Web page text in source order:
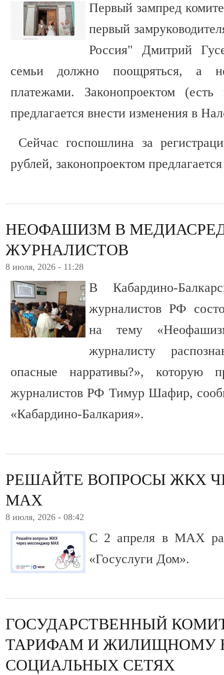
Первый зампред
первый
Россия" Дмитрий
семьи должно поощряться, а
платежами. Законопроектом
предлагается внести изменения в
Сейчас госпошлина за
рублей, законопроектом
НЕОФАШИЗМ В
ЖУРНАЛИСТОВ
8 июля, 2026 - 11:28
В Кабардино-
журналистов РФ
на тему
журналисту
опасные нарративы?», которую
журналистов РФ Тимур Шафир,
«Кабардино-Балкария».
РЕШАЙТЕ ВОПРОСЫ ЖКХ
MАХ
8 июля, 2026 - 08:42
С 2 апреля в MAX
«Госуслуги Дом».
ГОСУДАРСТВЕННЫЙ
ТАРИФАМ И ЖИЛИЩНОМУ
СОЦИАЛЬНЫХ СЕТЯХ